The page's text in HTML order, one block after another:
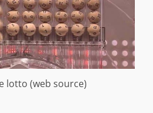
lotto (web source)